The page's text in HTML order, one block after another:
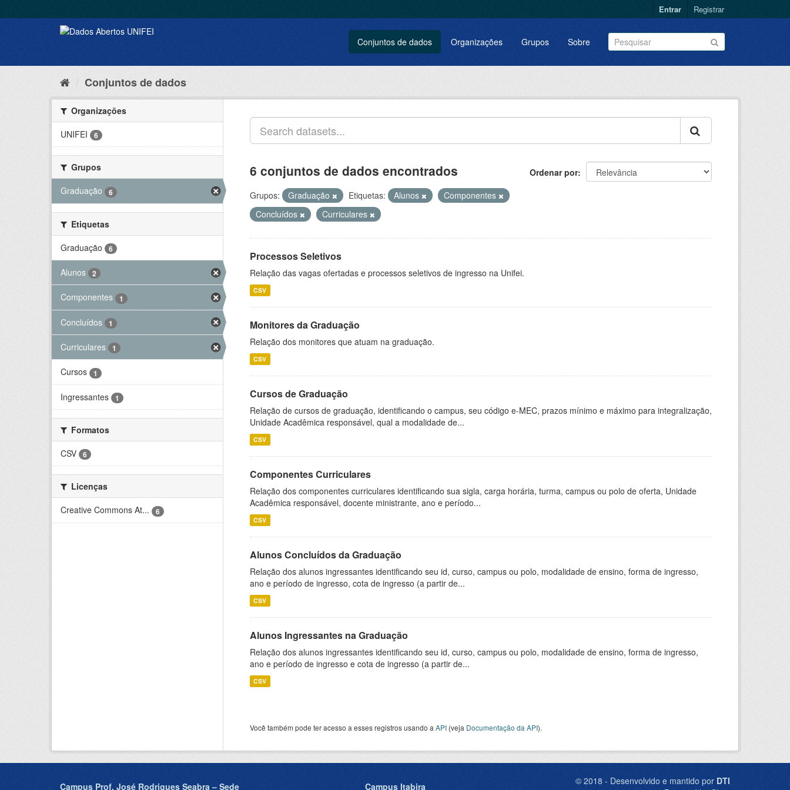
Entrar Registrar
Conjuntos de dados Organizações Grupos Sobre
Conjuntos de dados
Organizações
UNIFEI
6
Grupos
Graduação
6
Etiquetas
Graduação
6
Alunos 2
Componentes 1
Concluídos 1
Curriculares 1
Cursos 1
Ingressantes 1
Formatos
CSV
6
Licenças
Creative Commons At...
6
Ordenar por
6 conjuntos de dados encontrados
Grupos: Graduação Etiquetas: Alunos
Componentes
Concluídos
Curriculares
Processos Seletivos
Relação das vagas ofertadas e processos seletivos de ingresso na Unifei.
CSV
Monitores da Graduação
Relação dos monitores que atuam na graduação.
CSV
Cursos de Graduação
Relação de cursos de graduação, identificando o campus, seu código e-MEC, prazos mínimo e máximo para integralização,
Unidade Acadêmica responsável, qual a modalidade de...
CSV
Componentes Curriculares
Relação dos componentes curriculares identificando sua sigla, carga horária, turma, campus ou polo de oferta, Unidade
Acadêmica responsável, docente ministrante, ano e período...
CSV
Alunos Concluídos da Graduação
Relação dos alunos ingressantes identificando seu id, curso, campus ou polo, modalidade de ensino, forma de ingresso,
ano e período de ingresso, cota de ingresso (a partir de...
CSV
Alunos Ingressantes na Graduação
Relação dos alunos ingressantes identificando seu id, curso, campus ou polo, modalidade de ensino, forma de ingresso,
ano e período de ingresso e cota de ingresso (a partir de...
CSV
Você também pode ter acesso a esses registros usando a API (veja Documentação da API).
Campus Prof. José Rodrigues Seabra – Sede Campus Itabira © 2018 - Desenvolvido e mantido por DTI